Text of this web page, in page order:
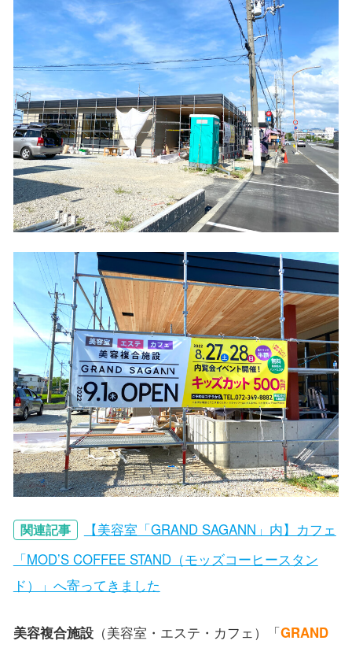
関連記事
【美容室「GRAND SAGANN」内】カフェ
「MOD’S COFFEE STAND（モッズコーヒースタン
ド）」へ寄ってきました
美容複合施設（美容室・エステ・カフェ）「GRAND